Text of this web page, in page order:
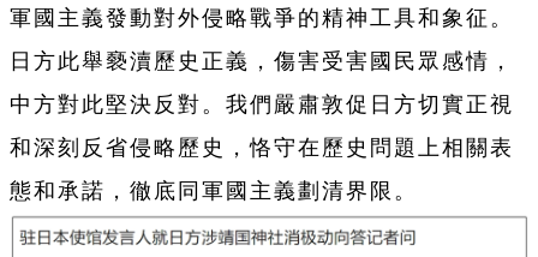
軍國主義發動對外侵略戰爭的精神工具和象征。
日方此舉褻瀆歷史正義，傷害受害國民眾感情，
中方對此堅決反對。我們嚴肅敦促日方切實正視
和深刻反省侵略歷史，恪守在歷史問題上相關表
態和承諾，徹底同軍國主義劃清界限。